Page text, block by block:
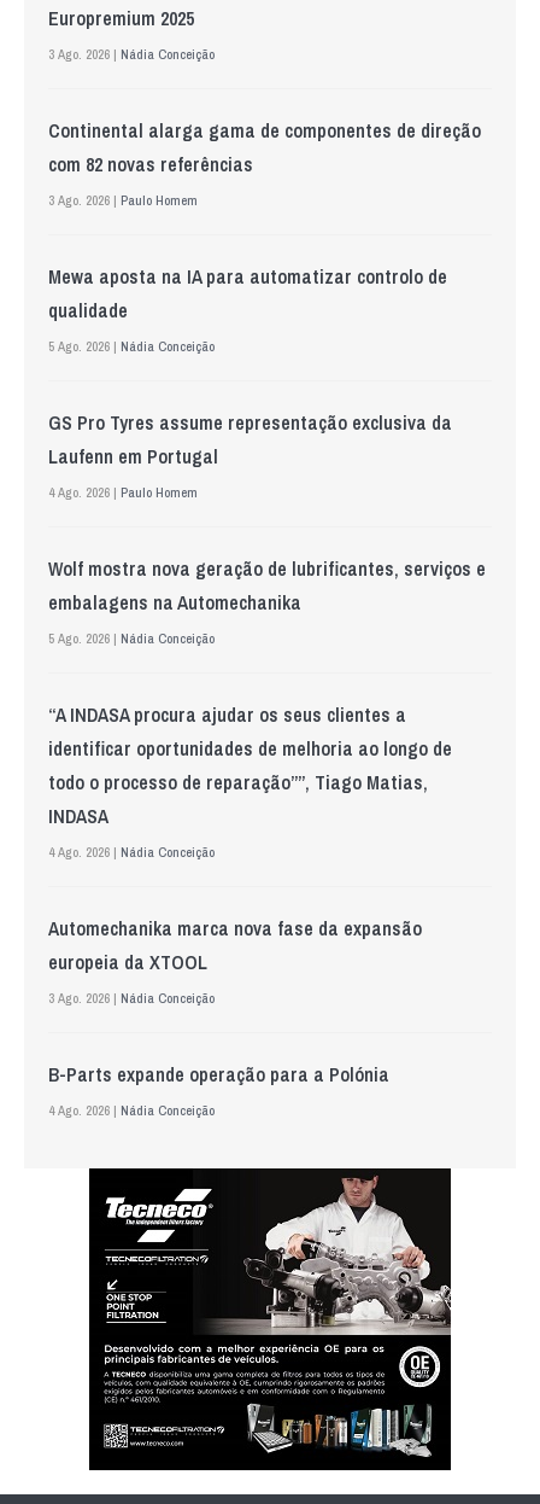
Europremium 2025
3 Ago. 2026 | Nádia Conceição
Continental alarga gama de componentes de direção
com 82 novas referências
3 Ago. 2026 | Paulo Homem
Mewa aposta na IA para automatizar controlo de
qualidade
5 Ago. 2026 | Nádia Conceição
GS Pro Tyres assume representação exclusiva da
Laufenn em Portugal
4 Ago. 2026 | Paulo Homem
Wolf mostra nova geração de lubrificantes, serviços e
embalagens na Automechanika
5 Ago. 2026 | Nádia Conceição
“A INDASA procura ajudar os seus clientes a
identificar oportunidades de melhoria ao longo de
todo o processo de reparação””, Tiago Matias,
INDASA
4 Ago. 2026 | Nádia Conceição
Automechanika marca nova fase da expansão
europeia da XTOOL
3 Ago. 2026 | Nádia Conceição
B-Parts expande operação para a Polónia
4 Ago. 2026 | Nádia Conceição